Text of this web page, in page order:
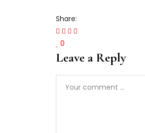
Share:
0
Leave a Reply